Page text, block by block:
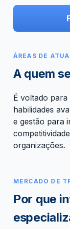
ÁREAS DE
A quem
É voltado para
habilidades
e gestão para
organizações.
MERCADO DE
Por que